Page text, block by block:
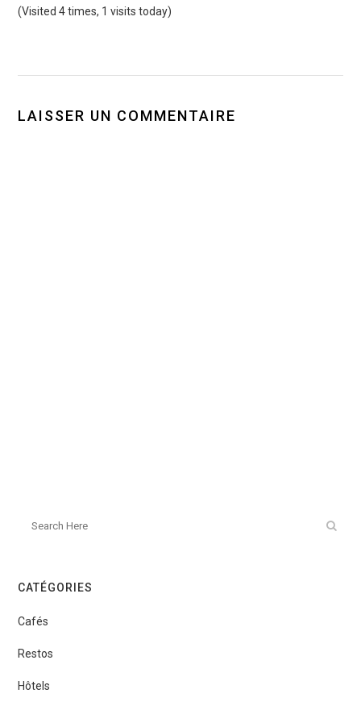
(Visited 4 times, 1 visits today)
LAISSER UN COMMENTAIRE
CATÉGORIES
Cafés
Restos
Hôtels